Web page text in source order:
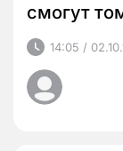
смогут
14:05 /